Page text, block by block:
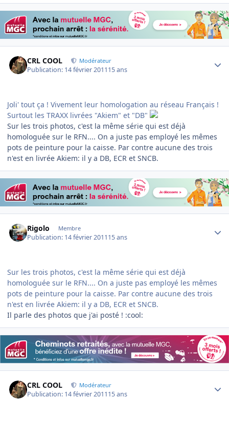
CRL COOL Modérateur
Publication: 14 février 201115 ans
Joli' tout ça ! Vivement leur homologation au réseau Français !
Surtout les TRAXX livrées "Akiem" et "DB"
Sur les trois photos, c'est la même série qui est déjà
homologuée sur le RFN.... On a juste pas employé les mêmes
pots de peinture pour la caisse. Par contre aucune des trois
n'est en livrée Akiem: il y a DB, ECR et SNCB.
Rigolo Membre
Publication: 14 février 201115 ans
Sur les trois photos, c'est la même série qui est déjà
homologuée sur le RFN.... On a juste pas employé les mêmes
pots de peinture pour la caisse. Par contre aucune des trois
n'est en livrée Akiem: il y a DB, ECR et SNCB.
Il parle des photos que j'ai posté ! :cool:
CRL COOL Modérateur
Publication: 14 février 201115 ans